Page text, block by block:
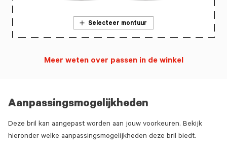
Aanpassingsmogelijkheden
Deze bril kan aangepast worden aan jouw voorkeuren. Bekijk
hieronder welke aanpassingsmogelijkheden deze bril biedt.
Selecteer montuur
Meer weten over passen in de winkel